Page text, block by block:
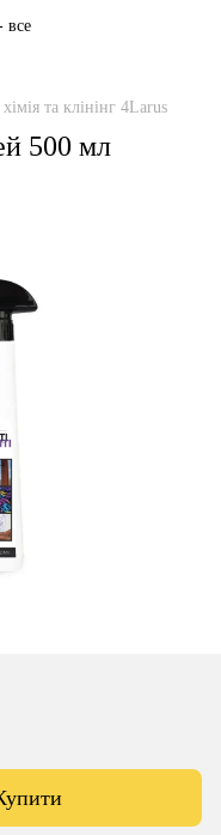
та клінінг 4Larus
500 мл